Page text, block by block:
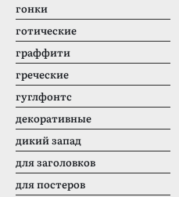
гонки
готические
граффити
греческие
гуглфонтс
декоративные
дикий запад
для заголовков
для постеров